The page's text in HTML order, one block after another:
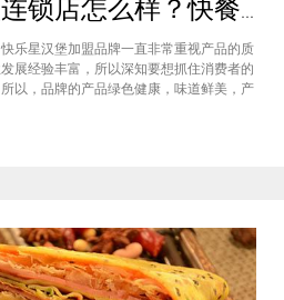
快乐星汉堡加盟连锁店怎么样？快餐店中产品口味如何？
乐星汉堡加盟品牌一直非常重视产品的质
展经验丰富，所以深知要想抓住消费者的
以，品牌的产品绿色健康，味道鲜美，产
个汉堡品牌加盟费多少钱？快乐星汉堡加